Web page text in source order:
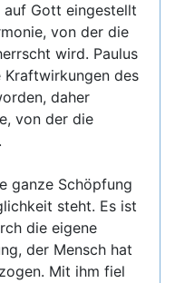
auf Gott eingestellt
von der die
wird. Paulus
Kraftwirkungen des
daher
von der die
ganze Schöpfung
steht. Es ist
die eigene
der Mensch hat
Mit ihm fiel